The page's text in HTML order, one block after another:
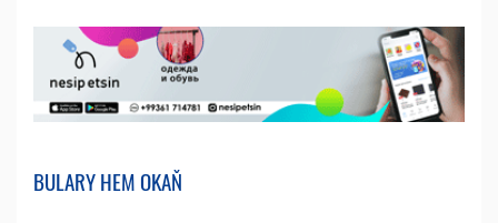
BULARY HEM OKAŇ